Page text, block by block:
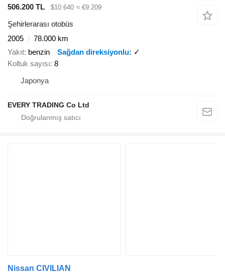
506.200 TL
$10.640 ≈ €9.209
Şehirlerarası otobüs
2005
78.000 km
Yakıt benzin Sağdan direksiyonlu
✓
Koltuk sayısı 8
Japonya
EVERY TRADING Co Ltd
Nissan CIVILIAN